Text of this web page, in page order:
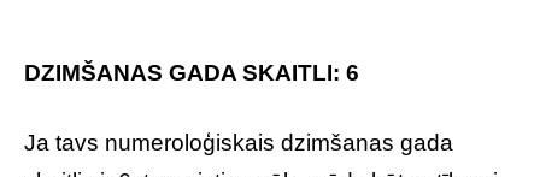
DZIMŠANAS GADA SKAITLI: 6
Ja tavs numeroloģiskais dzimšanas gada